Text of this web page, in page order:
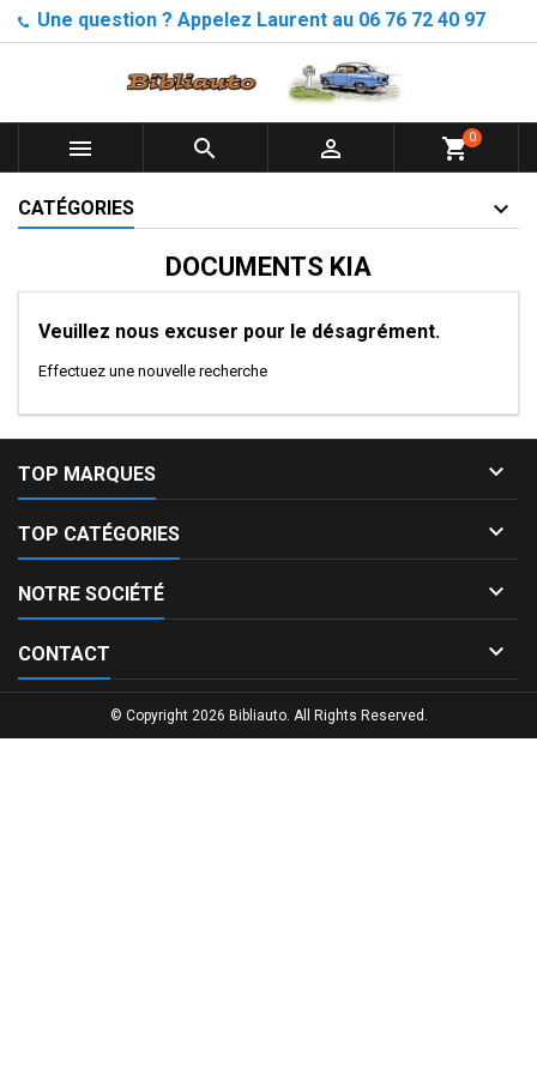
Une question ? Appelez Laurent au 06 76 72 40 97
   shopping_cart0
CATÉGORIES
DOCUMENTS KIA
Veuillez nous excuser pour le désagrément.
Effectuez une nouvelle recherche
TOP MARQUES 
TOP CATÉGORIES 
NOTRE SOCIÉTÉ 
CONTACT 
© Copyright 2026 Bibliauto. All Rights Reserved.